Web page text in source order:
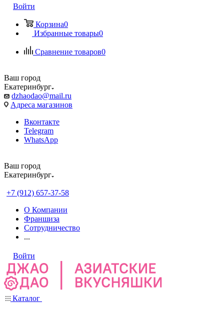
Войти
Корзина0
Избранные товары0
Сравнение товаров0
Ваш город
Екатеринбург
dzhaodao@mail.ru
Адреса магазинов
Вконтакте
Telegram
WhatsApp
Ваш город
Екатеринбург
+7 (912) 657-37-58
О Компании
Франшиза
Сотрудничество
...
Войти
Каталог